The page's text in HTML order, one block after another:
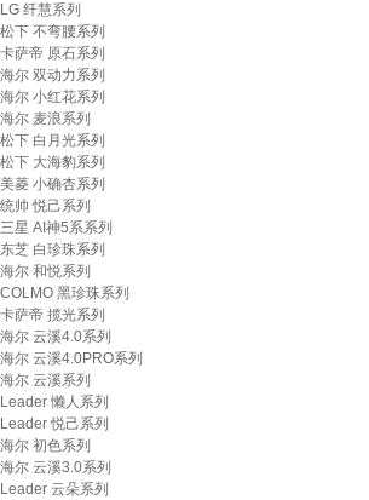
LG 纤慧系列
松下 不弯腰系列
卡萨帝 原石系列
海尔 双动力系列
海尔 小红花系列
海尔 麦浪系列
松下 白月光系列
松下 大海豹系列
美菱 小确杏系列
统帅 悦己系列
三星 AI神5系系列
东芝 白珍珠系列
海尔 和悦系列
COLMO 黑珍珠系列
卡萨帝 揽光系列
海尔 云溪4.0系列
海尔 云溪4.0PRO系列
海尔 云溪系列
Leader 懒人系列
Leader 悦己系列
海尔 初色系列
海尔 云溪3.0系列
Leader 云朵系列